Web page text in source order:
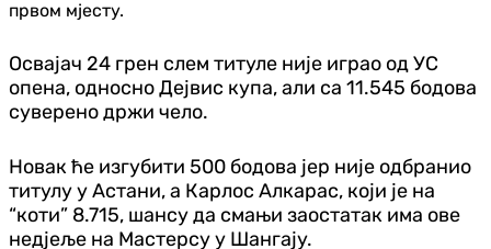
првом мјесту.
Освајач 24 грен слем титуле није играо од УС
опена, односно Дејвис купа, али са 11.545 бодова
суверено држи чело.
Новак ће изгубити 500 бодова јер није одбранио
титулу у Астани, а Карлос Алкарас, који је на
“коти” 8.715, шансу да смањи заостатак има ове
недјеље на Мастерсу у Шангају.